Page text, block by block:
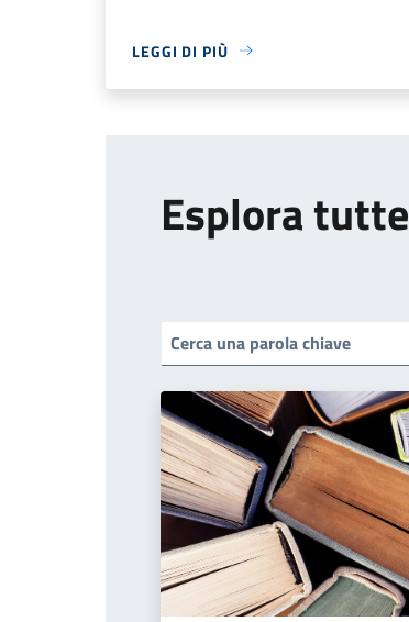
LEGGI DI PIÙ
Esplora